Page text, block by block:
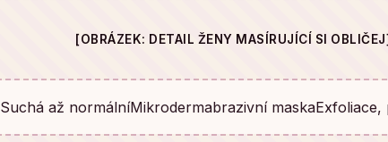
[OBRÁZEK: DETAIL ŽENY MASÍRUJÍCÍ SI OBLIČEJ]
až normálníMikrodermabrazivní maskaExfoliace,